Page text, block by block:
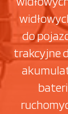
do
trakcyjne